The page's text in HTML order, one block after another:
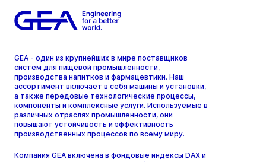
GEA - один из крупнейших в мире поставщиков
систем для пищевой промышленности,
производства напитков и фармацевтики. Наш
ассортимент включает в себя машины и установки,
а также передовые технологические процессы,
компоненты и комплексные услуги. Используемые в
различных отраслях промышленности, они
повышают устойчивость и эффективность
производственных процессов по всему миру.
Компания GEA включена в фондовые индексы DAX и